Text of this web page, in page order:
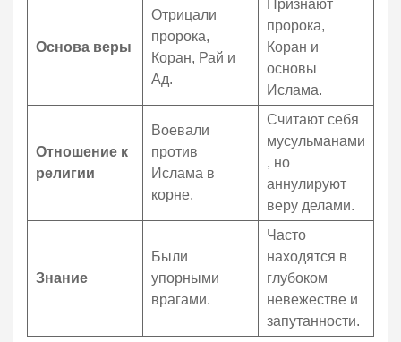
Основа веры
Отрицали
пророка,
Коран, Рай и
Ад.
Признают
пророка,
Коран и
основы
Ислама.
Отношение к
религии
Воевали
против
Ислама в
корне.
Считают себя
мусульманами
, но
аннулируют
веру делами.
Знание
Были
упорными
врагами.
Часто
находятся в
глубоком
невежестве и
запутанности.